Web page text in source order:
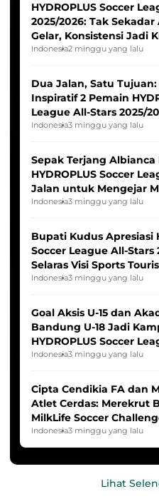
HYDROPLUS Soccer
2025/2026: Tak
Gelar, Konsistensi Jadi
Indonesia2 minggu yang lalu
Dua Jalan, Satu
Inspiratif 2 Pemain
League All-Stars 2025/
Seleksi Timnas
Indonesia3 minggu yang lalu
Sepak Terjang Albianca
HYDROPLUS Soccer
Jalan untuk Mengejar
Indonesia Putri
Indonesia3 minggu yang lalu
Bupati Kudus Apresiasi
Soccer League All-Stars
Selaras Visi Sports
Indonesia3 minggu yang lalu
Goal Aksis U-15 dan
Bandung U-18 Jadi
HYDROPLUS Soccer
2025/2026
Indonesia3 minggu yang lalu
Cipta Cendikia FA dan
Atlet Cerdas: Merekrut
MilkLife Soccer
HYDROPLUS Soccer
Indonesia3 minggu yang lalu
Lihat